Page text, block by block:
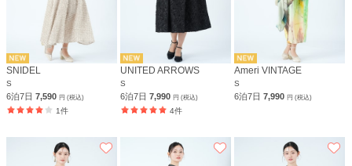
SNIDEL
S
6泊7日 7,590 円 (税込)
1件
UNITED ARROWS
S
6泊7日7,990円 (税込)
4件
Ameri VINTAGE
S
6泊7日7,990円 (税込)